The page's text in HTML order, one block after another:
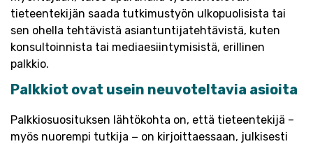
tieteentekijän saada tutkimustyön ulkopuolisista tai
sen ohella tehtävistä asiantuntijatehtävistä, kuten
konsultoinnista tai mediaesiintymisistä, erillinen
palkkio.
Palkkiot ovat usein neuvoteltavia asioita
Palkkiosuosituksen lähtökohta on, että tieteentekijä –
myös nuorempi tutkija − on kirjoittaessaan, julkisesti